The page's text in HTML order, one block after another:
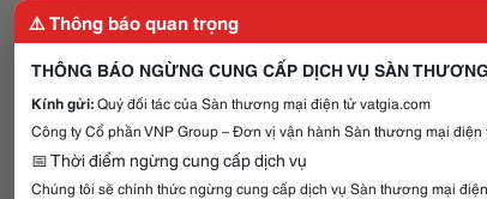
⚠️ Thông báo quan trọng
THÔNG BÁO NGỪNG CUNG CẤP DỊCH VỤ SÀN
Kính gửi:Quý đối tác của Sàn thương mại điện tử vatgia.com
Công ty Cổ phần VNP Group – Đơn vị vận hành Sàn thương mại
📅 Thời điểm ngừng cung cấp dịch vụ
Chúng tôi sẽ chính thức ngừng cung cấp dịch vụ Sàn thương mại